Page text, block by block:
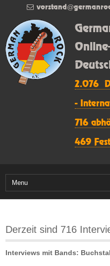
2.076
-
716
469
Derzeit sind 716
Interviews mit Bands: